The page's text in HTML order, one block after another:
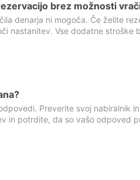
brez možnosti
denarja ni mogoča. Če želite
nastanitev. Vse dodatne stroške
Preverite svoj nabiralnik
in potrdite, da so vašo odpoved